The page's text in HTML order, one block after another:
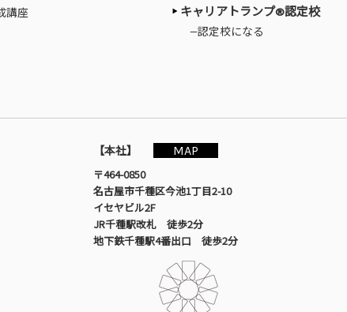
講座
キャリアトランプ®認定校
—認定校になる
【本社】
MAP
〒464-0850
名古屋市千種区今池1丁目2-10
イセヤビル2F
JR千種駅改札 徒歩2分
地下鉄千種駅4番出口 徒歩2分